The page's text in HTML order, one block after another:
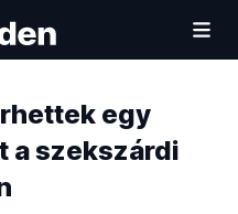
egy
a szekszárdi